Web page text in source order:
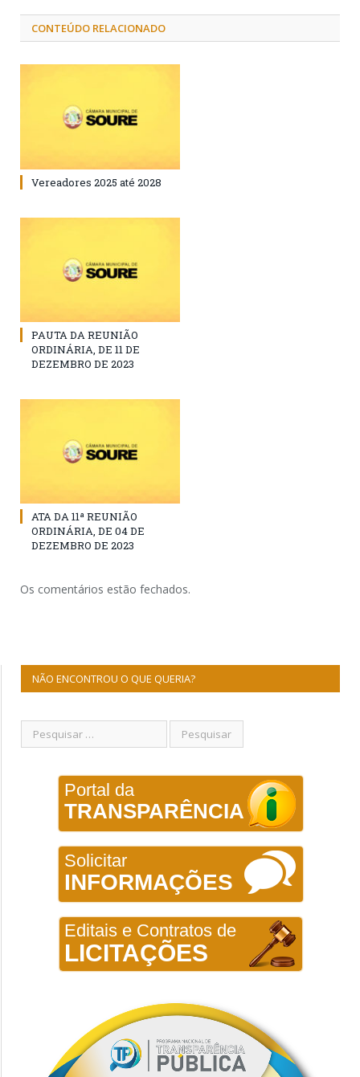
CONTEÚDO RELACIONADO
Vereadores 2025 até 2028
PAUTA DA REUNIÃO
ORDINÁRIA, DE 11 DE
DEZEMBRO DE 2023
ATA DA 11ª REUNIÃO
ORDINÁRIA, DE 04 DE
DEZEMBRO DE 2023
Os comentários estão fechados.
NÃO ENCONTROU O QUE QUERIA?
Portal da
TRANSPARÊNCIA
Solicitar
INFORMAÇÕES
Editais e Contratos de
LICITAÇÕES